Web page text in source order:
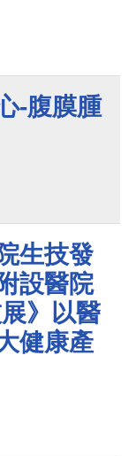
-腹膜腫
生技發
設醫院
》以醫
健康產